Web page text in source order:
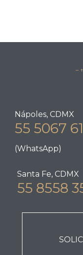
–
Nápoles, CDMX
55 5067
(WhatsApp)
Santa Fe, CDMX
55 8558